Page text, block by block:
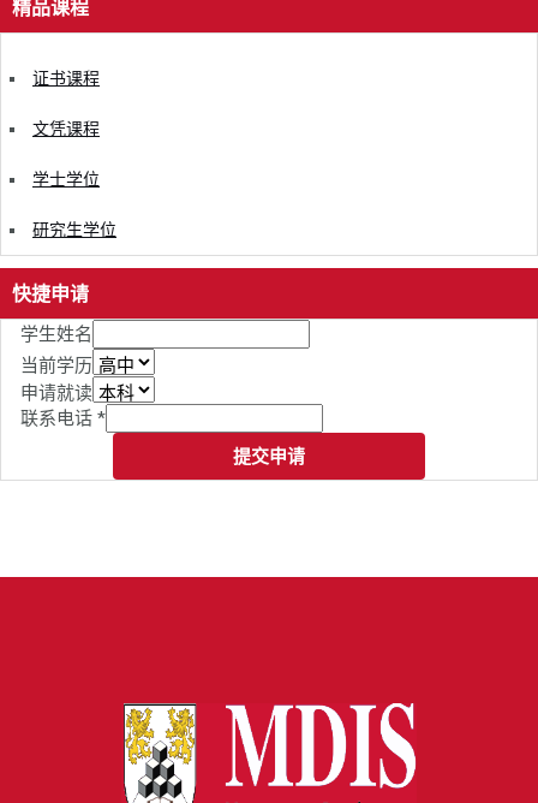
精品课程
证书课程
文凭课程
学士学位
研究生学位
快捷申请
学生姓名
当前学历
申请就读
联系电话 *
提交申请